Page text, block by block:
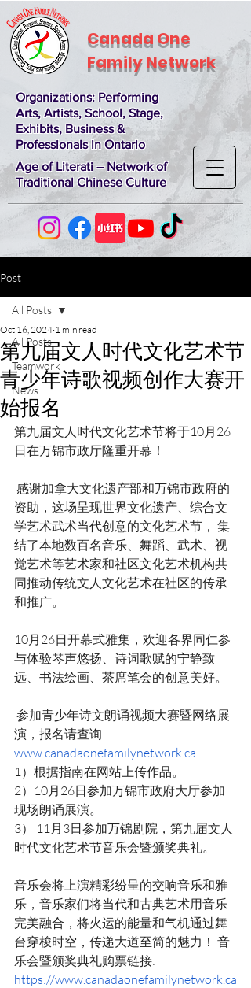
Canada One
Family Network
Organizations: Performing
Arts, Artists, School, Stage,
Exhibits, Business &
Professionals in Ontario
Age of Literati – Network of
Traditional Chinese Culture
Post
All Posts
Teamwork
News
All Posts
第九届文人时代文化艺术节
青少年诗歌视频创作大赛开
始报名
Oct 16, 2024 1 min read
第九届文人时代文化艺术节将于10月26
日在万锦市政厅隆重开幕！
资助，这场呈现世界文化遗产、综合文
学艺术武术当代创意的文化艺术节， 集
结了本地数百名音乐、舞蹈、武术、视
觉艺术等艺术家和社区文化艺术机构共
同推动传统文人文化艺术在社区的传承
和推广。
10月26日开幕式雅集，欢迎各界同仁参
与体验琴声悠扬、诗词歌赋的宁静致
远、书法绘画、茶席笔会的创意美好。
演，报名请查询
www.canadaonefamilynetwork.ca
1）根据指南在网站上传作品。
2）10月26日参加万锦市政府大厅参加
现场朗诵展演。
3） 11月3日参加万锦剧院，第九届文人
时代文化艺术节音乐会暨颁奖典礼。
音乐会将上演精彩纷呈的交响音乐和雅
乐，音乐家们将当代和古典艺术用音乐
完美融合，将火运的能量和气机通过舞
台穿梭时空，传递大道至简的魅力！ 音
乐会暨颁奖典礼购票链接:
https://www.canadaonefamilynetwork.ca